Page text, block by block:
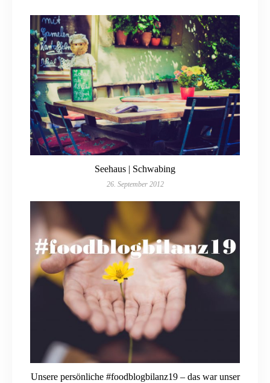
Seehaus | Schwabing
26. September 2012
Unsere persönliche #foodblogbilanz19 – das war unser